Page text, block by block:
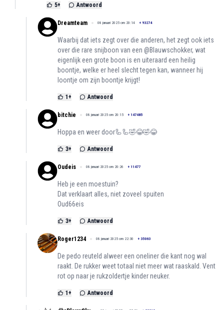
5+ Antwoord
Dreamteam 08 januari 2025 om 20:14 + 93274
Waarbij dat iets zegt over die anderen, het zegt ook iets
over die rare snijboon van een @Blauwschokker, wat
eigenlijk een grote boon is en uiteraard een heilig
boontje, welke er heel slecht tegen kan, wanneer hij
loontje om zijn boontje krijgt!
1+ Antwoord
bitchie 08 januari 2025 om 20:15 + 147485
Hoppa en weer door🦾🦾🤣😂🤣😂
3+ Antwoord
Oudeis 08 januari 2025 om 20:26 + 11477
Heb je een moestuin?
Dat verklaart alles, niet zoveel spuiten
Oud66eis
3+ Antwoord
Roger1234 08 januari 2025 om 22:30 + 35063
De pedo reuteld alweer een oneliner die kant nog wal
raakt. De rukker weet totaal niet meer wat raaskald. Vent
rot op naar je rukzoldertje kinder neuker.
1+ Antwoord